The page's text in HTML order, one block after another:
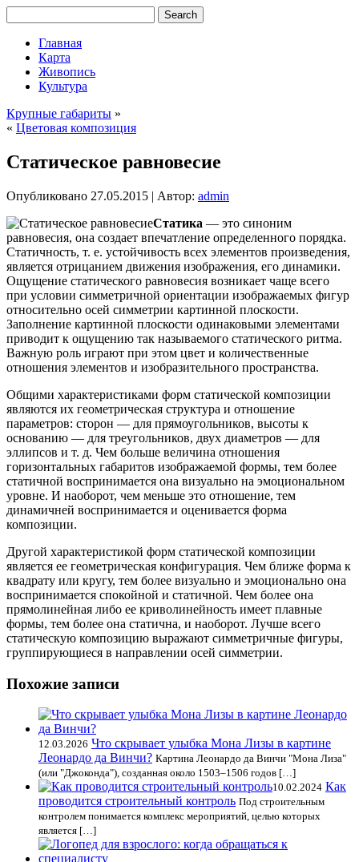
Главная
Карта
Живопись
Культура
Крупные габариты »
« Цветовая композиция
Статическое равновесие
Опубликовано 27.05.2015 | Автор: admin
Статика — это синоним
равновесия, она создает впечатление определенного порядка.
Статичность, т. е. устойчивость всех элементов произведения,
является отрицанием движения изображения, его динамики.
Ощущение статического равновесия возникает чаще всего
при условии симметричной ориентации изображаемых фигур
относительно осей симметрии картинной плоскости.
Заполнение картинной плоскости одинаковыми элементами
приводит к ощущению так называемого статического ритма.
Важную роль играют при этом цвет и количественные
отношения элементов и изобразительного пространства.
Общими характеристиками форм статической композиции
являются их геометрическая структура и отношение
параметров: сторон — для прямоугольников, высоты к
основанию — для треугольников, двух диаметров — для
эллипсов и т. д. Чем больше величина отношения
горизонтальных габаритов изображаемой формы, тем более
статичной воспринимается она визуально на эмоциональном
уровне. И наоборот, чем меньше это отношение, тем
динамичней воспринимается и оценивается форма
композиции.
Другой характеристикой форм статической композиции
является ее геометрическая конфигурация. Чем ближе форма к
квадрату или кругу, тем более визуально и эмоционально она
воспринимается спокойной и статичной. Чем более она
прямолинейная либо ее криволинейность имеет плавные
формы, тем более она статична, и наоборот. Лучше всего
статическую композицию выражают симметричные фигуры,
группирующиеся в направлении осей симметрии.
Похожие записи
12.03.2026 Что скрывает улыбка Мона Лизы в картине
Леонардо да Винчи? Картина Леонардо да Винчи "Мона Лиза"
(или "Джоконда"), созданная около 1503–1506 годов […]
10.02.2024 Как
проводится строительный контроль Под строительным
контролем понимается комплекс мероприятий, целью которых
является […]